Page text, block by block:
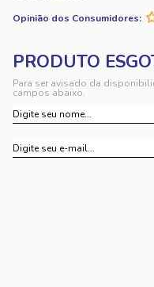
Opinião dos Consumidores:
Para ser avisado da
campos abaixo.